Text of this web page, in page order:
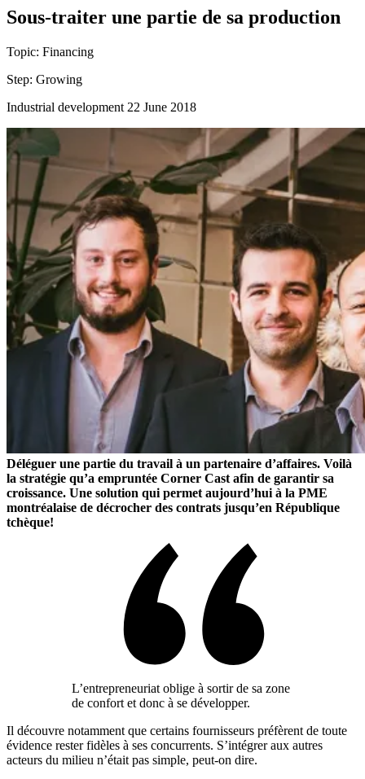
Sous-traiter une partie de sa production
Topic: Financing
Step: Growing
Industrial development 22 June 2018
Déléguer une partie du travail à un partenaire d’affaires. Voilà
la stratégie qu’a empruntée Corner Cast afin de garantir sa
croissance. Une solution qui permet aujourd’hui à la PME
montréalaise de décrocher des contrats jusqu’en République
tchèque!
L’entrepreneuriat oblige à sortir de sa zone
de confort et donc à se développer.
Il découvre notamment que certains fournisseurs préfèrent de toute
évidence rester fidèles à ses concurrents. S’intégrer aux autres
acteurs du milieu n’était pas simple, peut-on dire.